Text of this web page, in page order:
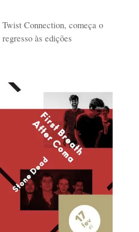
Connection, começa o
às edições